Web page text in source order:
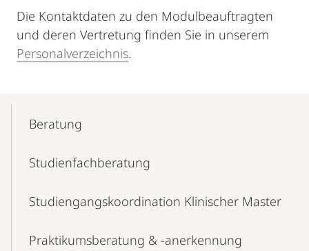
Die Kontaktdaten zu den Modulbeauftragten
und deren Vertretung finden Sie in unserem
Personalverzeichnis.
NavigationBeratung
Studienfachberatung
Studiengangskoordination Klinischer Master
Praktikumsberatung & -anerkennung